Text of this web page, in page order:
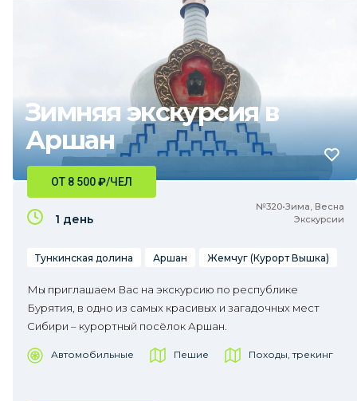
Зимняя экскурсия в
Аршан
№320•Зима, Весна
Экскурсии
ОТ 8 500₽/ЧЕЛ
1 день
Тункинская долина Аршан Жемчуг (Курорт Вышка)
Мы приглашаем Вас на экскурсию по республике
Бурятия, в одно из самых красивых и загадочных мест
Сибири – курортный посёлок Аршан.
Автомобильные Пешие Походы, трекинг